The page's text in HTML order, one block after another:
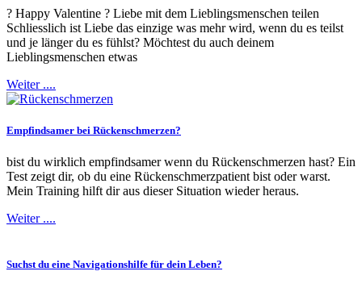
? Happy Valentine ? Liebe mit dem Lieblingsmenschen teilen
Schliesslich ist Liebe das einzige was mehr wird, wenn du es teilst
und je länger du es fühlst? Möchtest du auch deinem
Lieblingsmenschen etwas
Weiter ....
Empfindsamer bei Rückenschmerzen?
bist du wirklich empfindsamer wenn du Rückenschmerzen hast? Ein
Test zeigt dir, ob du eine Rückenschmerzpatient bist oder warst.
Mein Training hilft dir aus dieser Situation wieder heraus.
Weiter ....
Suchst du eine Navigationshilfe für dein Leben?